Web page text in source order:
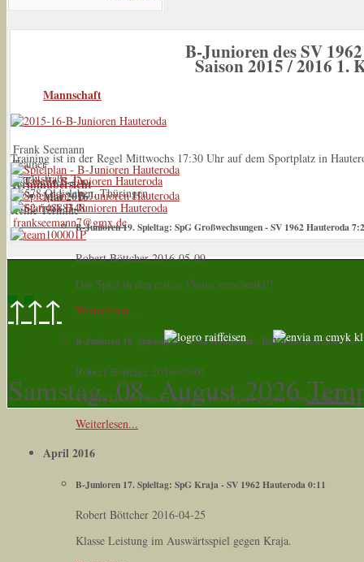
B-Junioren des SV
Saison 2015 / 2016 1.
Mannschaft
Frank Seemann
Trainer
Marktstraße 25
06578 Oldisleben, Thüringen
o162 / 4888348
frankseemann7@gmx.de
Training ist in der Regel Mittwochs 17:30 Uhr auf dem Sportplatz in
Terminübersicht
Keine Termine
Mai 2016
B-Junioren 19. Spieltag: SpG Großwechsungen - SV 1962 Hauteroda 7:2
Robert Böttcher2016-05-09
Das Spiel in den ersten 15min verschenkt!!
Weiterlesen...
B-Junioren 18. Spieltag: SV 1962 Hauteroda - BSV Eintracht SDH 1:3
Robert Böttcher 2016-05-01
Unglückliche Niederlage im Heimspiel gegen Sondershausen
Weiterlesen...
April 2016
B-Junioren 17. Spieltag: SpG Kraja - SV 1962 Hauteroda 0:11
Robert Böttcher 2016-04-25
Klasse Leistung im Auswärtsspiel gegen Kraja.
↑↑↑
Samstag, 08. August 2026